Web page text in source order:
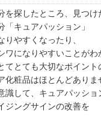
探したところ、見つけ
キュアパッション」
やすくなったり、
になりやすいことがわ
とても大切なポイント
粧品はほとんどありま
して、キュアパッショ
ジングサインの改善を